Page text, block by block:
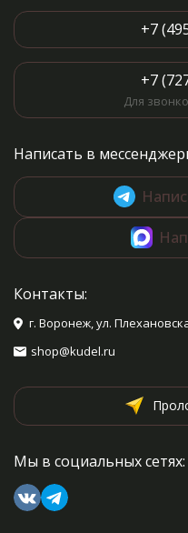
+7
+7
Для
Написать в
Контакты:
г. Воронеж, ул.
shop@kudel.ru
Мы в социальных сетях: